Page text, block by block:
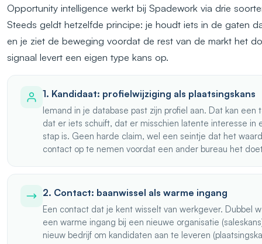
Opportunity intelligence werkt bij Spadework via drie
Steeds geldt hetzelfde principe: je houdt iets in de gaten
en je ziet de beweging voordat de rest van de markt het
signaal levert een eigen type kans op.
1. Kandidaat: profielwijziging als plaatsingskans
Iemand in je database past zijn profiel aan. Dat kan een
dat er iets schuift, dat er misschien latente interesse in
stap is. Geen harde claim, wel een seintje dat het
contact op te nemen voordat een ander bureau het
2. Contact: baanwissel als warme ingang
Een contact dat je kent wisselt van werkgever. Dubbel
een warme ingang bij een nieuwe organisatie
nieuw bedrijf om kandidaten aan te leveren